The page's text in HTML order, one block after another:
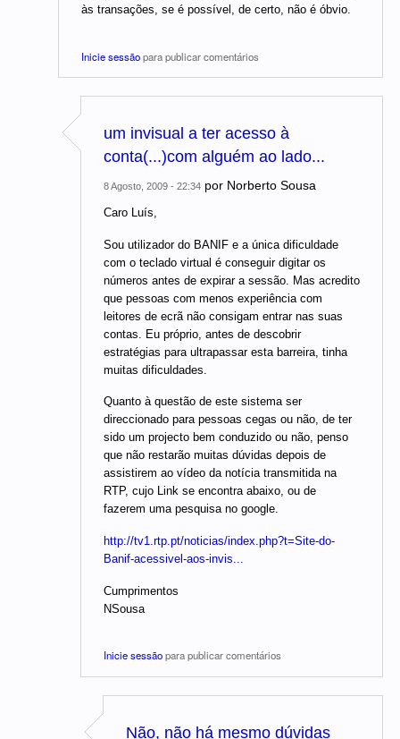
às transações, se é possível, de certo, não é óbvio.
Inicie sessãopara publicar comentários
um invisual a ter acesso à
conta(...)com alguém ao lado...
8 Agosto, 2009 - 22:34 por Norberto Sousa
Caro Luís,
Sou utilizador do BANIF e a única dificuldade
com o teclado virtual é conseguir digitar os
números antes de expirar a sessão. Mas acredito
que pessoas com menos experiência com
leitores de ecrã não consigam entrar nas suas
contas. Eu próprio, antes de descobrir
estratégias para ultrapassar esta barreira, tinha
muitas dificuldades.
Quanto à questão de este sistema ser
direccionado para pessoas cegas ou não, de ter
sido um projecto bem conduzido ou não, penso
que não restarão muitas dúvidas depois de
assistirem ao vídeo da notícia transmitida na
RTP, cujo Link se encontra abaixo, ou de
fazerem uma pesquisa no google.
http://tv1.rtp.pt/noticias/index.php?t=Site-do-
Banif-acessivel-aos-invis...
Cumprimentos
NSousa
Inicie sessãopara publicar comentários
Não, não há mesmo dúvidas